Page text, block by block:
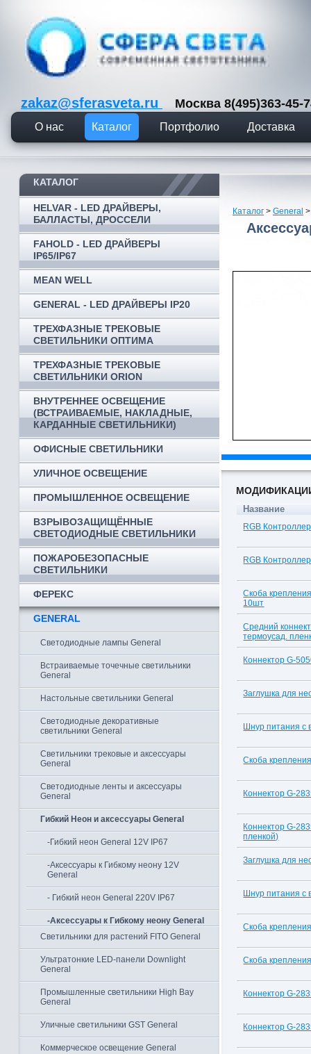
zakaz@sferasveta.ru Москва 8(495)363-
О нас Каталог Портфолио Доставка
КАТАЛОГ
HELVAR - LED ДРАЙВЕРЫ,
БАЛЛАСТЫ, ДРОССЕЛИ
FAHOLD - LED ДРАЙВЕРЫ
IP65/IP67
MEAN WELL
GENERAL - LED ДРАЙВЕРЫ IP20
ТРЕХФАЗНЫЕ ТРЕКОВЫЕ
СВЕТИЛЬНИКИ ОПТИМА
ТРЕХФАЗНЫЕ ТРЕКОВЫЕ
СВЕТИЛЬНИКИ ORION
ВНУТРЕННЕЕ ОСВЕЩЕНИЕ
(ВСТРАИВАЕМЫЕ, НАКЛАДНЫЕ,
КАРДАННЫЕ СВЕТИЛЬНИКИ)
ОФИСНЫЕ СВЕТИЛЬНИКИ
УЛИЧНОЕ ОСВЕЩЕНИЕ
ПРОМЫШЛЕННОЕ ОСВЕЩЕНИЕ
ВЗРЫВОЗАЩИЩЁННЫЕ
СВЕТОДИОДНЫЕ СВЕТИЛЬНИКИ
ПОЖАРОБЕЗОПАСНЫЕ
СВЕТИЛЬНИКИ
ФЕРЕКС
GENERAL
Светодиодные лампы General
Встраиваемые точечные светильники
General
Настольные светильники General
Светодиодные декоративные
светильники General
Светильники трековые и аксессуары
General
Светодиодные ленты и аксессуары
General
Гибкий Неон и аксессуары General
-Гибкий неон General 12V IP67
-Аксессуары к Гибкому неону 12V
General
- Гибкий неон General 220V IP67
-Аксессуары к Гибкому неону General
Светильники для растений FITO General
Ультратонкие LED-панели Downlight
General
Промышленные светильники High Bay
General
Уличные светильники GST General
Коммерческое освещение General
Каталог > General
Название
RGB
RGB
Скоба
10шт
Средний
термоусад.
Коннектор G-
Заглушка для
Шнур питания с
Скоба
Коннектор G-
Коннектор G-
пленкой)
Заглушка для
Шнур питания с
Скоба
Скоба
Коннектор G-
Коннектор G-